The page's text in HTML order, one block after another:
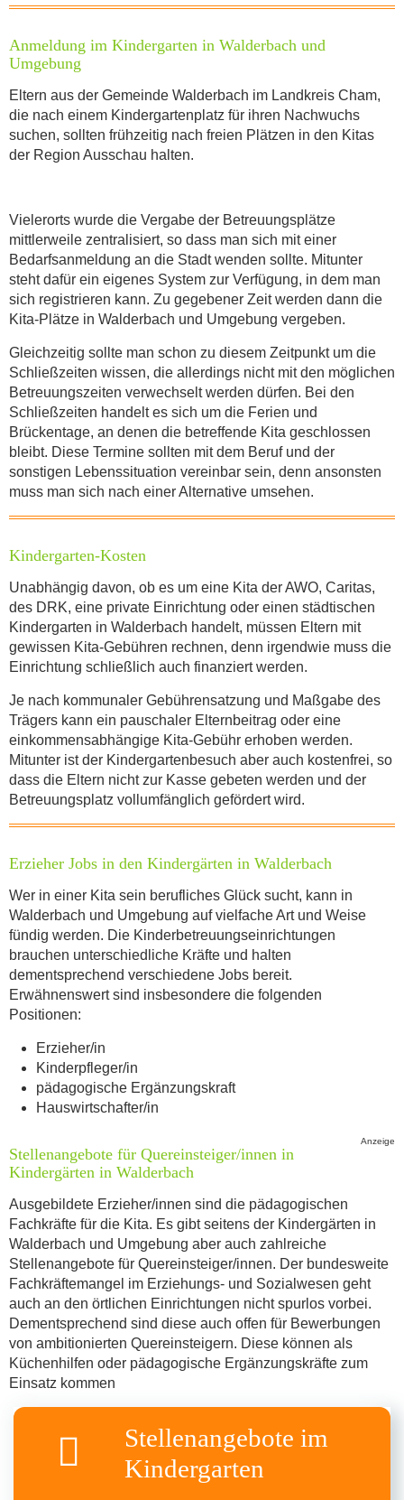
Was für eine Art von Flohmarkt möchten
Wann findet der Flohmarkt statt?
Öffnungszeit*
KONTAKTDATEN
Mit dem Absenden der Daten akzeptiere
ich dieDatenschutzbestimmung.
ABSENDEN
Anmeldung im Kindergarten in Walderbach und
Umgebung
Eltern aus der Gemeinde Walderbach im Landkreis Cham,
die nach einem Kindergarten­platz für ihren Nachwuchs
suchen, sollten frühzeitig nach freien Plätzen in den Kitas
der Region Ausschau halten.
Vielerorts wurde die Vergabe der Betreuungsplätze
mittlerweile zentralisiert, so dass man sich mit einer
Bedarfsanmeldung an die Stadt wenden sollte. Mitunter
steht dafür ein eigenes System zur Verfügung, in dem man
sich registrieren kann. Zu gegebener Zeit werden dann die
Kita-Plätze in Walderbach und Umgebung vergeben.
Gleichzeitig sollte man schon zu diesem Zeitpunkt um die
Schließzeiten wissen, die allerdings nicht mit den möglichen
Betreuungszeiten verwechselt werden dürfen. Bei den
Schließzeiten handelt es sich um die Ferien und
Brückentage, an denen die betreffende Kita geschlossen
bleibt. Diese Termine sollten mit dem Beruf und der
sonstigen Lebenssituation vereinbar sein, denn ansonsten
muss man sich nach einer Alternative umsehen.
Kindergarten-Kosten
Unabhängig davon, ob es um eine Kita der AWO, Caritas,
des DRK, eine private Einrichtung oder einen städtischen
Kindergarten in Walderbach handelt, müssen Eltern mit
gewissen Kita-Gebühren rechnen, denn irgendwie muss die
Einrichtung schließlich auch finanziert werden.
Je nach kommunaler Gebührensatzung und Maßgabe des
Trägers kann ein pauschaler Elternbeitrag oder eine
einkommensabhängige Kita-Gebühr erhoben werden.
Mitunter ist der Kindergartenbesuch aber auch kostenfrei, so
dass die Eltern nicht zur Kasse gebeten werden und der
Betreuungsplatz vollumfänglich gefördert wird.
Erzieher Jobs in den Kindergärten in Walderbach
Wer in einer Kita sein berufliches Glück sucht, kann in
Walderbach und Umgebung auf vielfache Art und Weise
fündig werden. Die Kinderbetreuungseinrichtungen
brauchen unterschiedliche Kräfte und halten
dementsprechend verschiedene Jobs bereit.
Erwähnenswert sind insbesondere die folgenden
Positionen:
Erzieher/in
Kinderpfleger/in
pädagogische Ergänzungskraft
Hauswirtschafter/in
Stellenangebote für Quereinsteiger/innen in
Kindergärten in Walderbach
Ausgebildete Erzieher/innen sind die pädagogischen
Fachkräfte für die Kita. Es gibt seitens der Kindergärten in
Walderbach und Umgebung aber auch zahlreiche
Stellenangebote für Quereinsteiger/innen. Der bundesweite
Fachkräftemangel im Erziehungs- und Sozialwesen geht
auch an den örtlichen Einrichtungen nicht spurlos vorbei.
Dementsprechend sind diese auch offen für Bewerbungen
von ambitionierten Quereinsteigern. Diese können als
Küchenhilfen oder pädagogische Ergänzungskräfte zum
Einsatz kommen
Stellenangebote im
Kindergarten